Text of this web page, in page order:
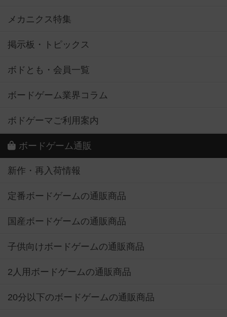
メカニクス特集
掲示板・トピックス
ボドとも・会員一覧
ボードゲーム業界コラム
ボドゲーマご利用案内
ボードゲーム通販
新作・再入荷情報
定番ボードゲームの通販商品
国産ボードゲームの通販商品
子供向けボードゲームの通販商品
2人用ボードゲームの通販商品
20分以下のボードゲームの通販商品